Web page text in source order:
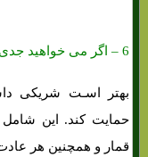
6 – اگر می خواهید جدی قمار کنید، به یک شریک فهمیده نیاز است
بهتر اسـت شریکی
حمایت کند. این شامل
قمار و همچنین هر